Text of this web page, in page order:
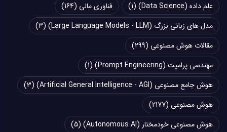
علم داده (Data Science)
(1) فناوری مالی (164)
مدل های زبانی بزرگ (Large Language Models - LLM)
(3)
مقالات هوش مصنوعی (299)
مهندسی پرامپت (Prompt Engineering)
(1)
هوش جامع مصنوعی (Artificial General Intelligence - AGI)
(3)
هوش مصنوعی (2177)
هوش مصنوعی خودمختار (Autonomous AI)
(5)